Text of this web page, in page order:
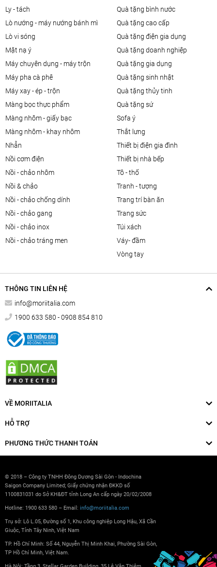
ly - tách
lò nướng - máy nướng bánh mì
lò vi sóng
mặt nạ ý
máy chuyên dụng - máy trộn
máy pha cà phê
máy xay - ép - trộn
màng bọc thực phẩm
màng nhôm - giấy bạc
màng nhôm - khay nhôm
nhẫn
nồi cơm điện
nồi - chảo nhôm
nồi & chảo
nồi - chảo chống dính
nồi - chảo gang
nồi - chảo inox
nồi - chảo tráng men
quà tặng bình nước
quà tặng cao cấp
quà tặng điện gia dụng
quà tặng doanh nghiệp
quà tặng gia dụng
quà tặng sinh nhật
quà tặng thủy tinh
quà tặng sứ
sofa ý
thắt lưng
thiết bị điện gia đình
thiết bị nhà bếp
tô - thố
tranh - tượng
trang trí bàn ăn
trang sức
túi xách
váy- đầm
vòng tay
THÔNG TIN LIÊN HỆ
info@moriitalia.com
1900 633 580 - 0908 854 810
VỀ MORIITALIA
HỖ TRỢ
PHƯƠNG THỨC THANH TOÁN
© 2018 – Công ty TNHH Đông Dương Sài Gòn - Indochina
Saigon Company Limited; Giấy chứng nhận ĐKKD số
1100831031 do Sở KH&ĐT tỉnh Long An cấp ngày 20/02/2008
Hotline: 1900 633 580 – Email: info@moriitalia.com
Trụ sở: Lô L.05, Đường số 1, Khu công nghiệp Long Hậu, Xã Cần
Giuộc, Tỉnh Tây Ninh, Việt Nam
TP. Hồ Chí Minh: Số 44, Nguyễn Thị Minh Khai, Phường Sài Gòn,
TP Hồ Chí Minh, Việt Nam.